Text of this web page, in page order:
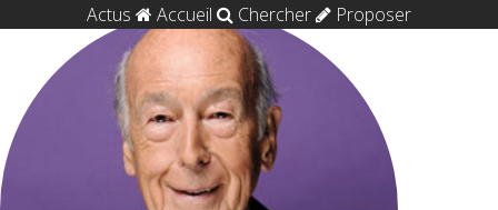
Actus Accueil Chercher Proposer